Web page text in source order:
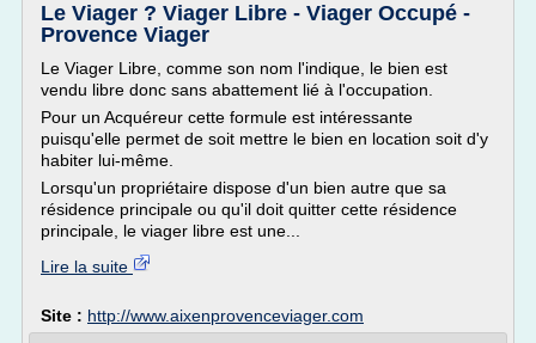
Le Viager ? Viager Libre - Viager Occupé -
Provence Viager
Le Viager Libre, comme son nom l'indique, le bien est
vendu libre donc sans abattement lié à l'occupation.
Pour un Acquéreur cette formule est intéressante
puisqu'elle permet de soit mettre le bien en location soit d'y
habiter lui-même.
Lorsqu'un propriétaire dispose d'un bien autre que sa
résidence principale ou qu'il doit quitter cette résidence
principale, le viager libre est une...
Lire la suite
Site : http://www.aixenprovenceviager.com